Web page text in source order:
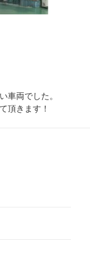
車両でした。
頂きます！